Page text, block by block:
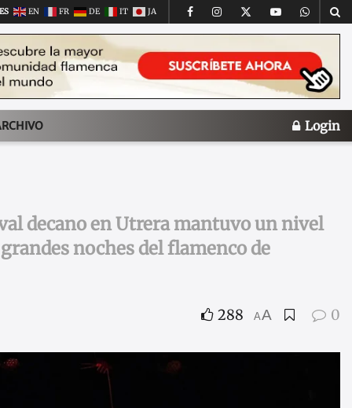
ES EN FR DE IT JA
Login
decano en Utrera mantuvo un nivel
noches del flamenco de
288 AA 0